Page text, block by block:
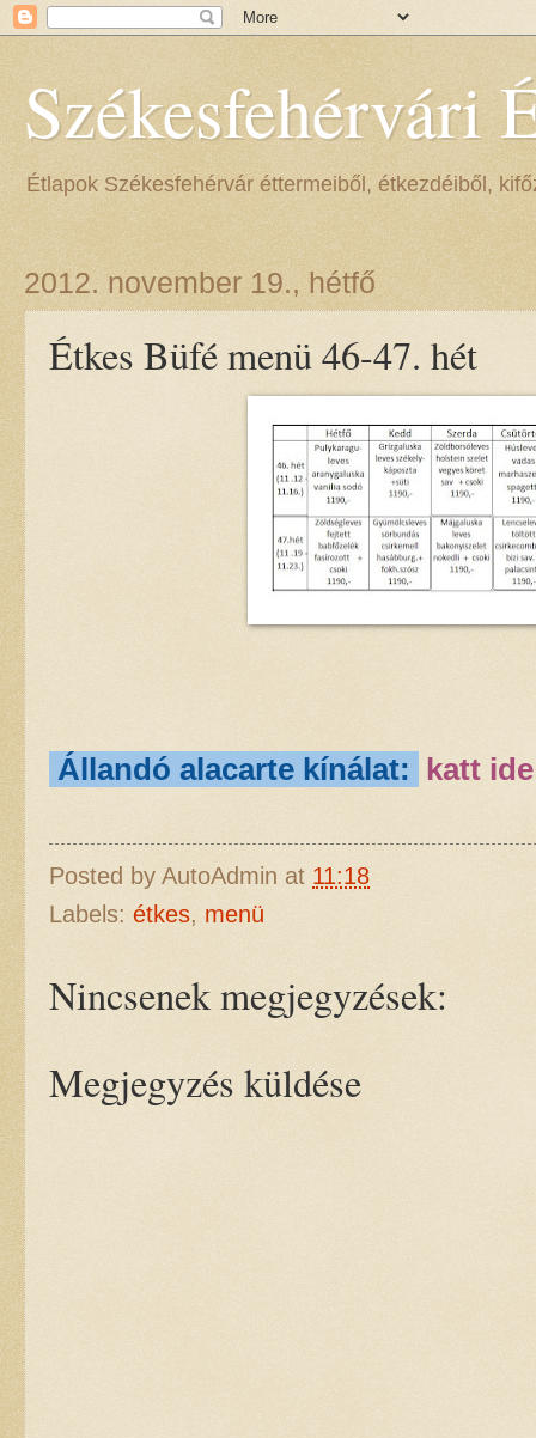
Székesfehérvári
Étlapok Székesfehérvár éttermeiből, étkezdéiből,
2012. november 19., hétfő
Étkes Büfé menü 46-47. hét
Állandó alacarte kínálat: katt ide
Posted by AutoAdmin at 11:18
Labels: étkes, menü
Nincsenek megjegyzések:
Megjegyzés küldése